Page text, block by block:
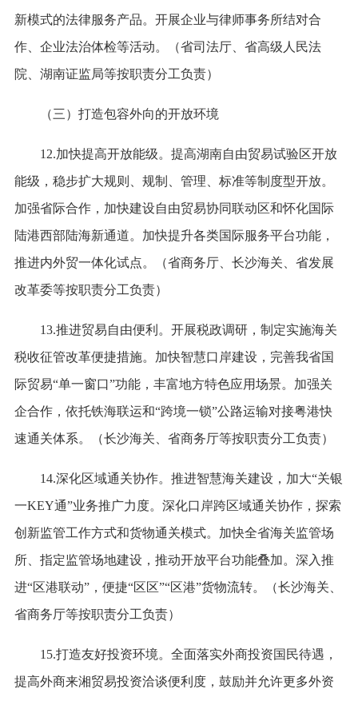
新模式的法律服务产品。开展企业与律师事务所结对合
作、企业法治体检等活动。（省司法厅、省高级人民法
院、湖南证监局等按职责分工负责）
（三）打造包容外向的开放环境
12.加快提高开放能级。提高湖南自由贸易试验区开放
能级，稳步扩大规则、规制、管理、标准等制度型开放。
加强省际合作，加快建设自由贸易协同联动区和怀化国际
陆港西部陆海新通道。加快提升各类国际服务平台功能，
推进内外贸一体化试点。（省商务厅、长沙海关、省发展
改革委等按职责分工负责）
13.推进贸易自由便利。开展税政调研，制定实施海关
税收征管改革便捷措施。加快智慧口岸建设，完善我省国
际贸易“单一窗口”功能，丰富地方特色应用场景。加强关
企合作，依托铁海联运和“跨境一锁”公路运输对接粤港快
速通关体系。（长沙海关、省商务厅等按职责分工负责）
14.深化区域通关协作。推进智慧海关建设，加大“关银
一KEY通”业务推广力度。深化口岸跨区域通关协作，探索
创新监管工作方式和货物通关模式。加快全省海关监管场
所、指定监管场地建设，推动开放平台功能叠加。深入推
进“区港联动”，便捷“区区”“区港”货物流转。（长沙海关、
省商务厅等按职责分工负责）
15.打造友好投资环境。全面落实外商投资国民待遇，
提高外商来湘贸易投资洽谈便利度，鼓励并允许更多外资